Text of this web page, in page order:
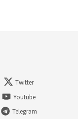
Twitter
Youtube
Telegram